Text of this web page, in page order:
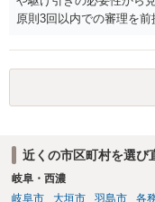
原則3回以内での審理を
的判断が求められます。
は評価されるべきですが
りません。審判委員会は
姿勢を重視します。した
議を申し立てれば通常訴
主張立証をしなければな
す。したがって、労働審
近くの市区町村を選び
岐阜・西濃
岐阜市
大垣市 羽島市 各